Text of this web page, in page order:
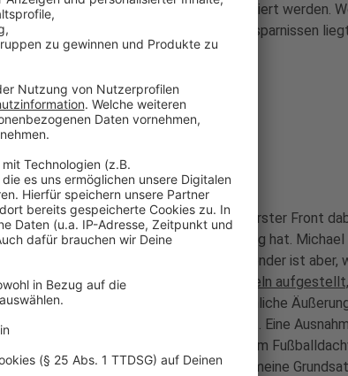
Proberunden für die Fahrer organisiert werden.
Geldersparnissen, als an den CO2-Ersparnissen
diesem Jahr nur ein Rennfahrer in vorderster Front
Team, das aber wenig Chancen auf Erfolg hat.
für Mercedes und McLaren. Spannender ist aber,
Dachverband hat neue Regeln
sind "politische, religiöse und persönliche
sei denn, sie werden vorher genehmigt. Eine
an die Piloten. Das kennen wir schon vom
Motivation dahinter ist offiziell der allgemeine